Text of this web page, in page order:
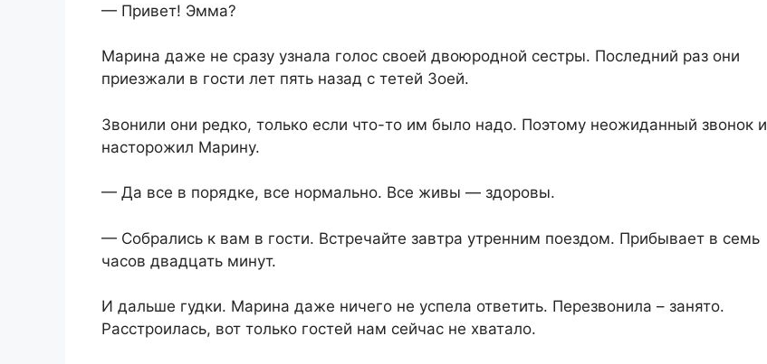
— Привет! Эмма?
Марина даже не сразу узнала голос своей двоюродной сестры. Последний раз они
приезжали в гости лет пять назад с тетей Зоей.
Звонили они редко, только если что-то им было надо. Поэтому неожиданный звонок и
насторожил Марину.
— Да все в порядке, все нормально. Все живы — здоровы.
— Собрались к вам в гости. Встречайте завтра утренним поездом. Прибывает в семь
часов двадцать минут.
И дальше гудки. Марина даже ничего не успела ответить. Перезвонила – занято.
Расстроилась, вот только гостей нам сейчас не хватало.